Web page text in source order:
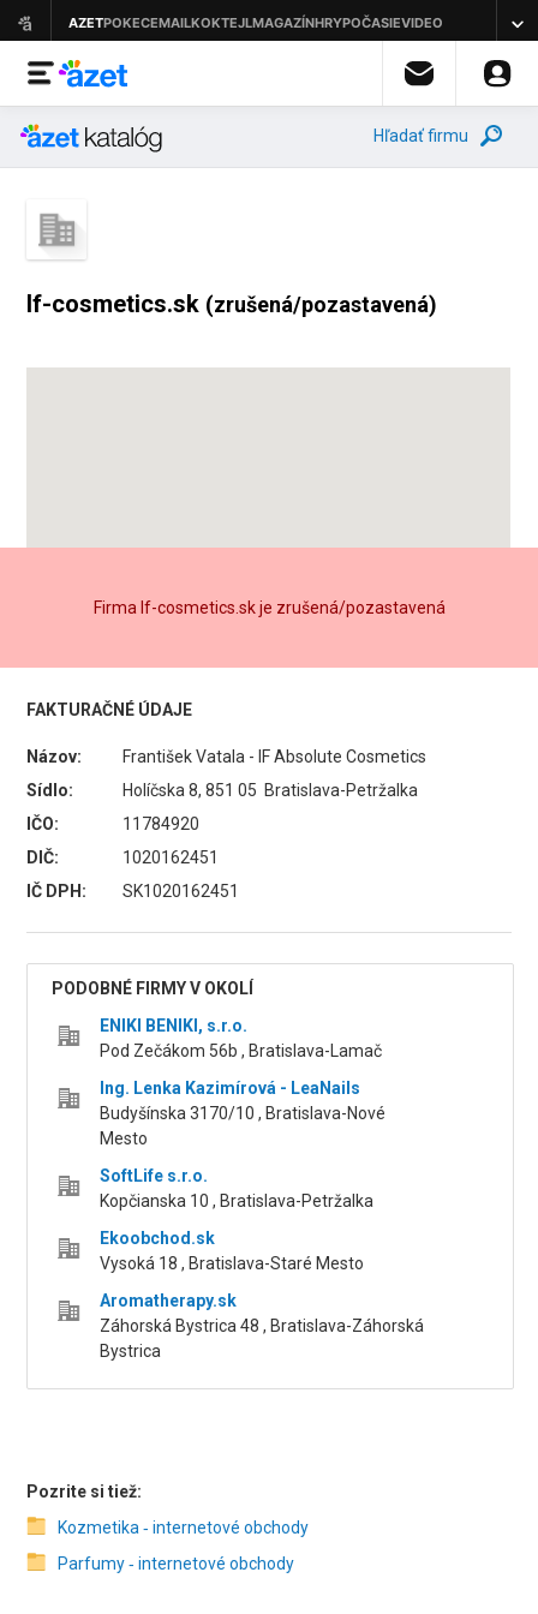
Hľadať firmu
If-cosmetics.sk (zrušená/pozastavená)
Firma If-cosmetics.sk je zrušená/pozastavená
FAKTURAČNÉ ÚDAJE
Názov:
František Vatala - IF Absolute Cosmetics
Sídlo:
Holíčska 8, 851 05 Bratislava-Petržalka
IČO:
11784920
DIČ:
1020162451
IČ DPH:
SK1020162451
PODOBNÉ FIRMY V OKOLÍ
ENIKI BENIKI, s.r.o.
Pod Zečákom 56b , Bratislava-Lamač
Ing. Lenka Kazimírová - LeaNails
Budyšínska 3170/10 , Bratislava-Nové
Mesto
SoftLife s.r.o.
Kopčianska 10 , Bratislava-Petržalka
Ekoobchod.sk
Vysoká 18 , Bratislava-Staré Mesto
Aromatherapy.sk
Záhorská Bystrica 48 , Bratislava-Záhorská
Bystrica
Pozrite si tiež:
Kozmetika ‑ internetové obchody
Parfumy ‑ internetové obchody